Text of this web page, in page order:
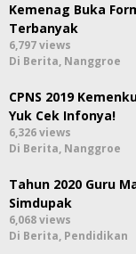
Kemenag Buka
Terbanyak
6,797 views
Di Berita, Nanggroe
CPNS 2019
Yuk Cek Infonya!
6,326 views
Di Berita, Nanggroe
Tahun 2020 Guru
Simdupak
6,068 views
Di Berita, Pendidikan